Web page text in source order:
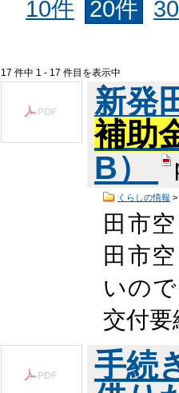
10件
20件
17 件中 1 - 17 件目を表示中
新発
補助
B）
くらしの情報 >
田市
田市
いの
交付
手続